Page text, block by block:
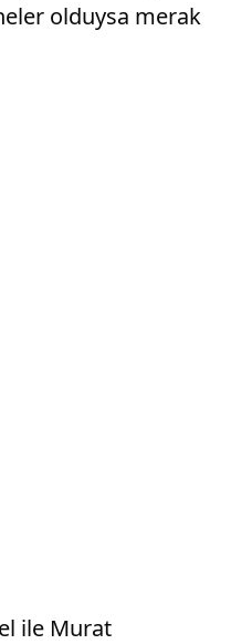
olduysa merak
ile Murat